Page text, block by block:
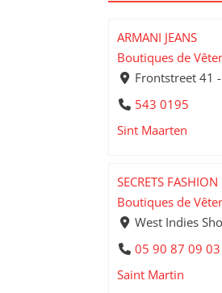
ARMANI JEANS
Boutiques de
Frontstreet 41
543 0195
Sint Maarten
SECRETS
Boutiques de
West Indies
05 90 87 09 03
Saint Martin